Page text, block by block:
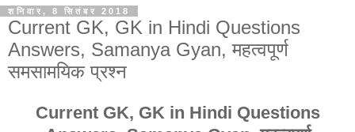
शनिवार, 8 सितंबर 2018
Current GK, GK in Hindi Questions
Answers, Samanya Gyan, महत्वपूर्ण
समसामयिक प्रश्न
Current GK, GK in Hindi Questions